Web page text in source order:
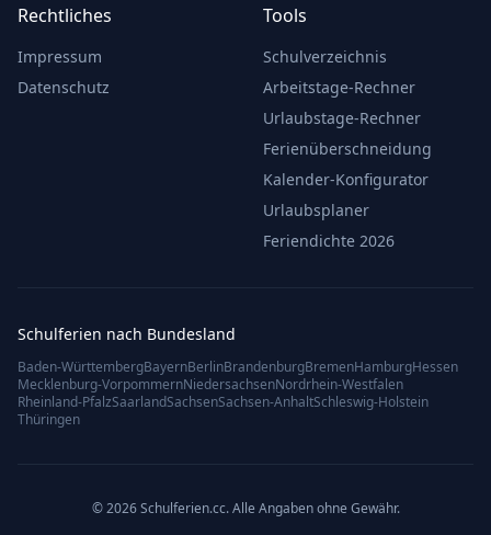
Rechtliches
Impressum
Datenschutz
Tools
Schulverzeichnis
Arbeitstage-Rechner
Urlaubstage-Rechner
Ferienüberschneidung
Kalender-Konfigurator
Urlaubsplaner
Feriendichte 2026
Schulferien nach Bundesland
Baden-WürttembergBayernBerlinBrandenburgBremenHamburgHessen
Mecklenburg-VorpommernNiedersachsenNordrhein-Westfalen
Rheinland-PfalzSaarlandSachsenSachsen-AnhaltSchleswig-Holstein
Thüringen
© 2026 Schulferien.cc. Alle Angaben ohne Gewähr.